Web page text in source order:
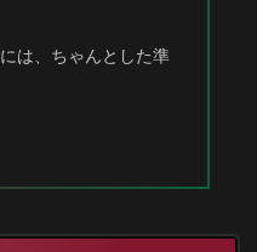
は、ちゃんとした準